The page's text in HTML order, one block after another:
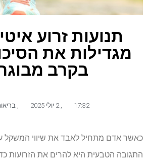
תנועות זרוע
מגדילות את
בקרב
17:32
כאשר אדם מתחיל לאבד את שיווי
התגובה הטבעית היא להרים את הזרועות